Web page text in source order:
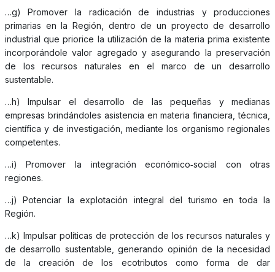
…g) Promover la radicación de industrias y producciones
primarias en la Región, dentro de un proyecto de desarrollo
industrial que priorice la utilización de la materia prima existente
incorporándole valor agregado y asegurando la preservación
de los recursos naturales en el marco de un desarrollo
sustentable.
…h) Impulsar el desarrollo de las pequeñas y medianas
empresas brindándoles asistencia en materia financiera, técnica,
científica y de investigación, mediante los organismo regionales
competentes.
…i) Promover la integración económico‑social con otras
regiones.
…j) Potenciar la explotación integral del turismo en toda la
Región.
…k) Impulsar políticas de protección de los recursos naturales y
de desarrollo sustentable, generando opinión de la necesidad
de la creación de los ecotributos como forma de dar